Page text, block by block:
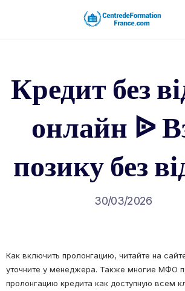
Кредит без
онлайн ᐉ
позику без
30/03/2026
Как включить пролонгацию, читайте на
уточните у менеджера. Также многие МФО
пролонгацию кредита как доступную всем